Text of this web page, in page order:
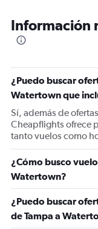
Información
¿Puedo buscar
Watertown que
Sí, además de
Cheapflights ofrece
tanto vuelos como
¿Cómo busco
Watertown?
¿Puedo buscar
de Tampa a